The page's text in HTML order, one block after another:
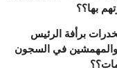
بها؟؟
برأفة الرئيس
والمهمشين في السجون